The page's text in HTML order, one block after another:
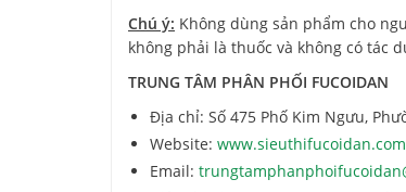
Chú ý: Không dùng sản phẩm cho
không phải là thuốc và không có tác
TRUNG TÂM PHÂN PHỐI FUCOIDAN
Địa chỉ: Số 475 Phố Kim Ngưu,
Website: www.sieuthifucoidan.com
Email: